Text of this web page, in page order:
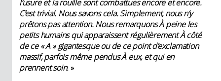
l’usure et la rouille sont combattues encore et encore.
C’est trivial. Nous savons cela. Simplement, nous n’y
prêtons pas attention. Nous remarquons À peine les
petits humains qui apparaissent régulièrement À côté
de ce « A » gigantesque ou de ce point d’exclamation
massif, parfois même pendus À eux, et qui en
prennent soin.»